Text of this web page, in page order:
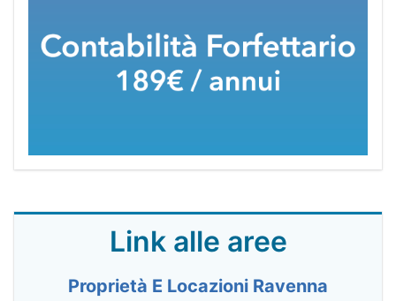
Link alle aree
Proprietà E Locazioni Ravenna